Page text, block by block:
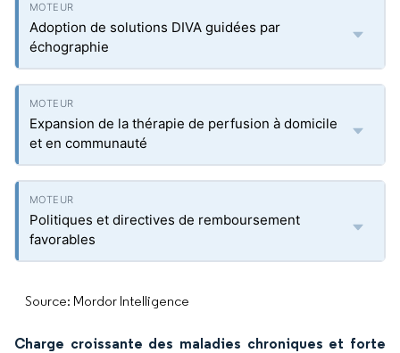
Adoption de solutions DIVA guidées par
échographie
Expansion de la thérapie de perfusion à domicile
et en communauté
Politiques et directives de remboursement
favorables
Source: Mordor Intelligence
Charge croissante des maladies chroniques et forte